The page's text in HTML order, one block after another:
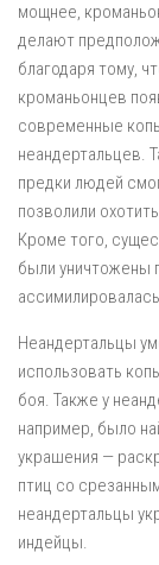
мощнее,
делают
благодаря тому,
кроманьонцев
современные
неандертальцев.
предки людей
позволили
Кроме того,
были уничтожены
Неандертальцы
использовать
боя. Также у
например, было
украшения —
птиц со
неандертальцы
индейцы.